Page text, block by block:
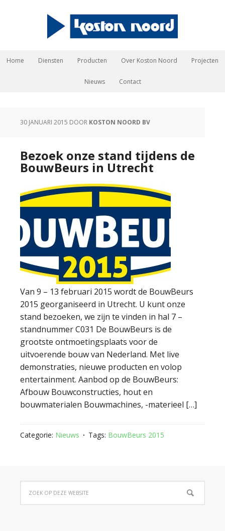
Home Diensten Producten Over Koston Noord Projecten
Nieuws Contact
30 JANUARI 2015 DOOR KOSTON NOORD BV
Bezoek onze stand tijdens de
BouwBeurs in Utrecht
Van 9 – 13 februari 2015 wordt de BouwBeurs
2015 georganiseerd in Utrecht. U kunt onze
stand bezoeken, we zijn te vinden in hal 7 –
standnummer C031 De BouwBeurs is de
grootste ontmoetingsplaats voor de
uitvoerende bouw van Nederland. Met live
demonstraties, nieuwe producten en volop
entertainment. Aanbod op de BouwBeurs:
Afbouw Bouwconstructies, hout en
bouwmaterialen Bouwmachines, -materieel […]
Categorie: Nieuws Tags: BouwBeurs 2015